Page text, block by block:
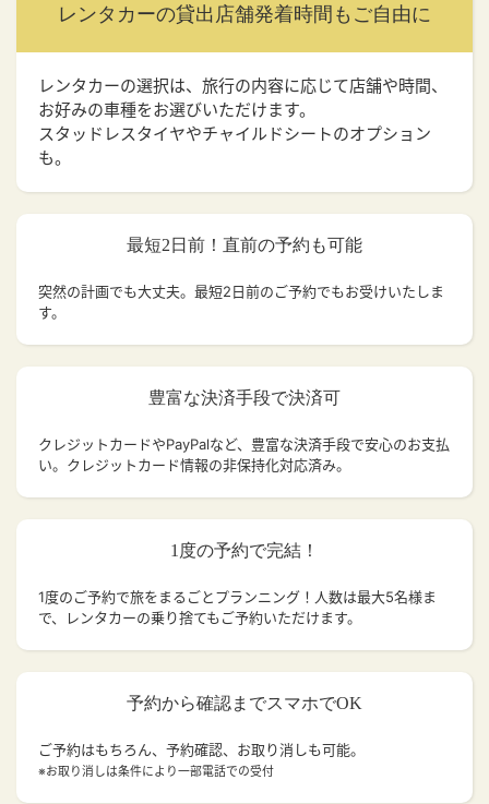
レンタカーの貸出店舗発着時間もご自由に
レンタカーの選択は、旅行の内容に応じて店舗や時間、
お好みの車種をお選びいただけます。
スタッドレスタイヤやチャイルドシートのオプション
も。
最短2日前！直前の予約も可能
突然の計画でも大丈夫。 最短2日前のご予約でもお受けいたしま
す。
豊富な決済手段で決済可
クレジットカードやPayPalなど、豊富な決済手段で安心のお支払
い。クレジットカード情報の非保持化対応済み。
1度の予約で完結！
1度のご予約で旅をまるごとプランニング！人数は最大5名様ま
で、レンタカーの乗り捨てもご予約いただけます。
予約から確認までスマホでOK
ご予約はもちろん、予約確認、お取り消しも可能。
※お取り消しは条件により一部電話での受付